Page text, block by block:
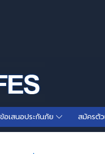
อเสนอประกันภัย สมัครตั